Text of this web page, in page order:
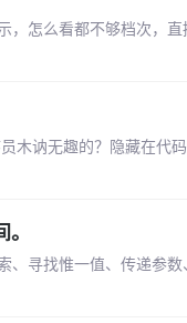
怎么看都不够档次，
木讷无趣的？隐藏在代
寻找惟一值、传递参